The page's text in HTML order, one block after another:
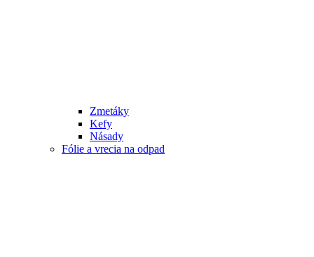
Zmetáky
Kefy
Násady
Fólie a vrecia na odpad